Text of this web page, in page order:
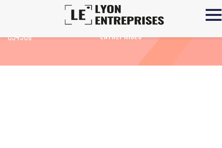
imprimante OKI
C3450n
TOUTE L’ACTUALITÉ LYON
ENTREPRISES